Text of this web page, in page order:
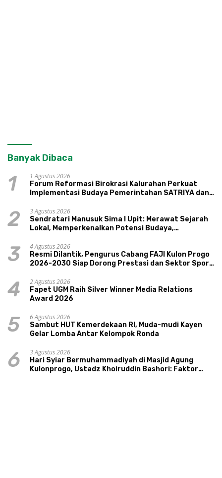
Banyak Dibaca
1
1 Agustus 2026
Forum Reformasi Birokrasi Kalurahan Perkuat
Implementasi Budaya Pemerintahan SATRIYA dan
2
3 Agustus 2026
Sendratari Manusuk Sima I Upit: Merawat Sejarah
Lokal, Memperkenalkan Potensi Budaya,
3
4 Agustus 2026
Resmi Dilantik, Pengurus Cabang FAJI Kulon Progo
2026-2030 Siap Dorong Prestasi dan Sektor Sport
4
2 Agustus 2026
Fapet UGM Raih Silver Winner Media Relations
Award 2026
5
6 Agustus 2026
Sambut HUT Kemerdekaan RI, Muda-mudi Kayen
Gelar Lomba Antar Kelompok Ronda
6
3 Agustus 2026
Hari Syiar Bermuhammadiyah di Masjid Agung
Kulonprogo, Ustadz Khoiruddin Bashori: Faktor